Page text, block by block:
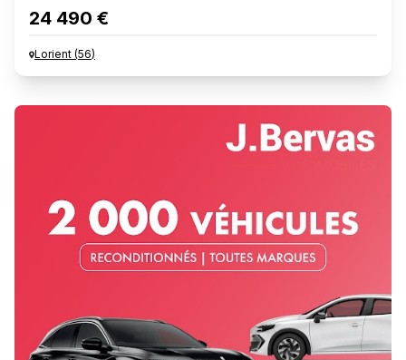
24 490 €
Lorient (56)